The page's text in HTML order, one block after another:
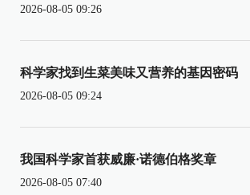
2026-08-05 09:26
科学家找到生菜美味又营养的基因密码
2026-08-05 09:24
我国科学家首获威廉·诺德伯格奖章
2026-08-05 07:40